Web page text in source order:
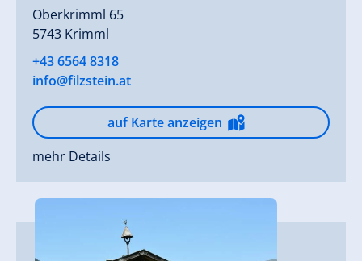
Oberkrimml 65
5743 Krimml
+43 6564 8318
info@filzstein.at
auf Karte anzeigen
mehr Details